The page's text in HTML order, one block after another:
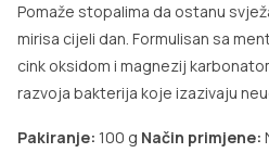
Pomaže stopalima da ostanu
mirisa cijeli dan. Formulisan sa
cink oksidom i magnezij
razvoja bakterija koje izazivaju
Pakiranje: 100 g Način primjene: